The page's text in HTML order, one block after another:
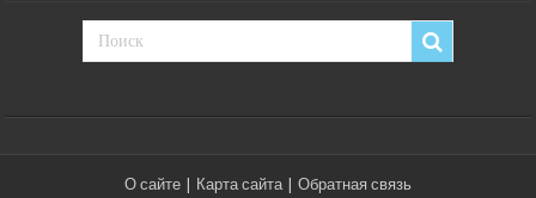
О сайте Карта сайта| Обратная связь